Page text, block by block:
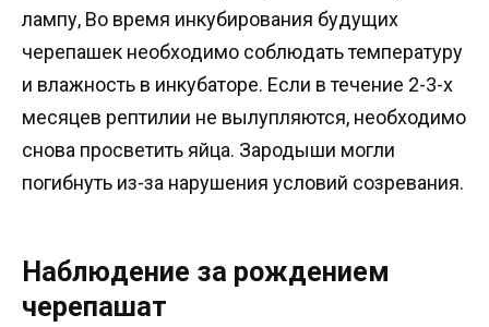
лампу, Во время инкубирования будущих
черепашек необходимо соблюдать температуру
и влажность в инкубаторе. Если в течение 2-3-х
месяцев рептилии не вылупляются, необходимо
снова просветить яйца. Зародыши могли
погибнуть из-за нарушения условий созревания.
Наблюдение за рождением
черепашат